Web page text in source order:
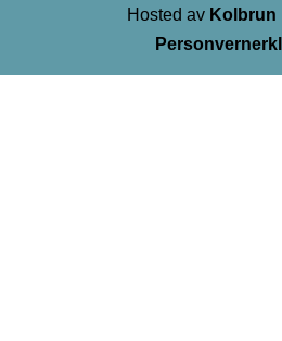
Hosted avKolbrun